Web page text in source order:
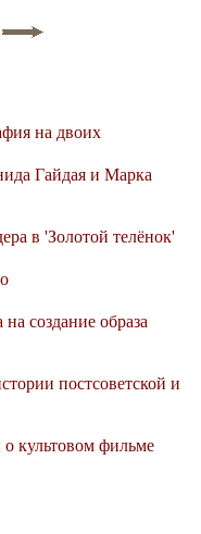
на двоих
Гайдая и Марка
в 'Золотой телёнок'
создание образа
постсоветской и
о культовом фильме